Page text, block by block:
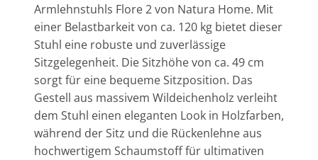
Armlehnstuhls Flore 2 von Natura Home. Mit
einer Belastbarkeit von ca. 120 kg bietet dieser
Stuhl eine robuste und zuverlässige
Sitzgelegenheit. Die Sitzhöhe von ca. 49 cm
sorgt für eine bequeme Sitzposition. Das
Gestell aus massivem Wildeichenholz verleiht
dem Stuhl einen eleganten Look in Holzfarben,
während der Sitz und die Rückenlehne aus
hochwertigem Schaumstoff für ultimativen